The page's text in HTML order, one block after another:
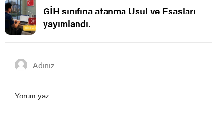
GİH sınıfına atanma Usul ve Esasları
yayımlandı.